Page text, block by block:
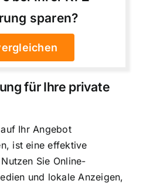
sparen?
für Ihre private
Ihr Angebot
ist eine effektive
Sie Online-
und lokale Anzeigen,